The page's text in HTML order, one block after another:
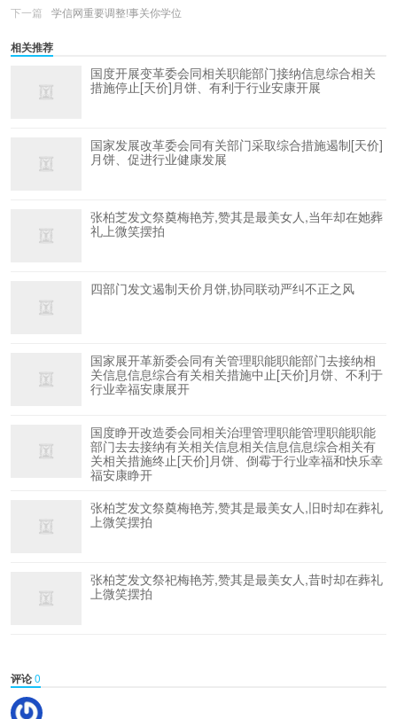
下一篇
学信网重要调整!事关你学位
相关推荐
国度开展变革委会同相关职能部门接纳信息综合相关
措施停止[天价]月饼、有利于行业安康开展
国家发展改革委会同有关部门采取综合措施遏制[天价]
月饼、促进行业健康发展
张柏芝发文祭奠梅艳芳,赞其是最美女人,当年却在她葬
礼上微笑摆拍
四部门发文遏制天价月饼,协同联动严纠不正之风
国家展开革新委会同有关管理职能职能部门去接纳相
关信息信息综合有关相关措施中止[天价]月饼、不利于
行业幸福安康展开
国度睁开改造委会同相关治理管理职能管理职能职能
部门去去接纳有关相关信息相关信息信息综合相关有
关相关措施终止[天价]月饼、倒霉于行业幸福和快乐幸
福安康睁开
张柏芝发文祭奠梅艳芳,赞其是最美女人,旧时却在葬礼
上微笑摆拍
张柏芝发文祭祀梅艳芳,赞其是最美女人,昔时却在葬礼
上微笑摆拍
评论0